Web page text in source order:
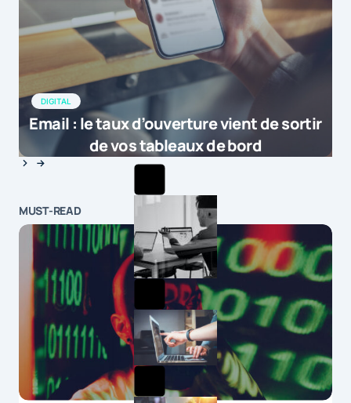
DIGITAL
Email : le taux d’ouverture vient de sortir
de vos tableaux de bord
MUST-READ